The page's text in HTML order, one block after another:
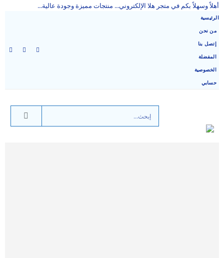
أهلاً وسهلاً بكم في متجر هلا الإلكتروني... منتجات مميزة وجودة عالية...
الرئيسية
من نحن
إتصل بنا
المفضلة
الخصوصية
حسابي